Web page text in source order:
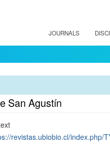
JOURNALS
San Agustín
revistas.ubiobio.cl/index.php/